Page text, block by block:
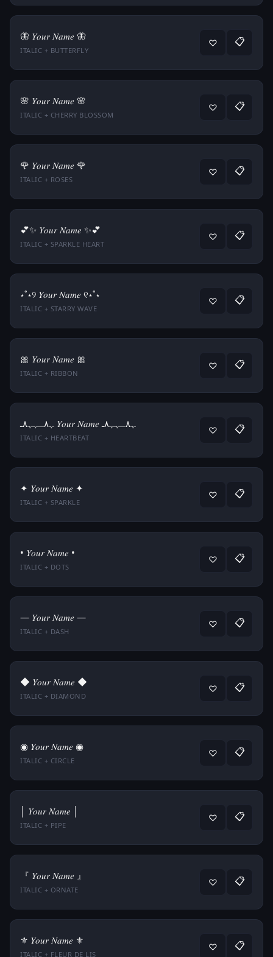
🦋 𝑌𝑜𝑢𝑟 𝑁𝑎𝑚𝑒 🦋
ITALIC + BUTTERFLY
♡ 📋
🌸 𝑌𝑜𝑢𝑟 𝑁𝑎𝑚𝑒 🌸
ITALIC + CHERRY BLOSSOM
♡ 📋
🌹 𝑌𝑜𝑢𝑟 𝑁𝑎𝑚𝑒 🌹
ITALIC + ROSES
♡ 📋
💕✨ 𝑌𝑜𝑢𝑟 𝑁𝑎𝑚𝑒 ✨💕
ITALIC + SPARKLE HEART
♡ 📋
⋆˚⋆୨ 𝑌𝑜𝑢𝑟 𝑁𝑎𝑚𝑒 ୧⋆˚⋆
ITALIC + STARRY WAVE
♡ 📋
🎀 𝑌𝑜𝑢𝑟 𝑁𝑎𝑚𝑒 🎀
ITALIC + RIBBON
♡ 📋
ﮩ٨ـﮩﮩ٨ـ 𝑌𝑜𝑢𝑟 𝑁𝑎𝑚𝑒 ﮩ٨ـﮩﮩ٨ـ
ITALIC + HEARTBEAT
♡ 📋
✦ 𝑌𝑜𝑢𝑟 𝑁𝑎𝑚𝑒 ✦
ITALIC + SPARKLE
♡ 📋
• 𝑌𝑜𝑢𝑟 𝑁𝑎𝑚𝑒 •
ITALIC + DOTS
♡ 📋
— 𝑌𝑜𝑢𝑟 𝑁𝑎𝑚𝑒 —
ITALIC + DASH
♡ 📋
◆ 𝑌𝑜𝑢𝑟 𝑁𝑎𝑚𝑒 ◆
ITALIC + DIAMOND
♡ 📋
◉ 𝑌𝑜𝑢𝑟 𝑁𝑎𝑚𝑒 ◉
ITALIC + CIRCLE
♡ 📋
│ 𝑌𝑜𝑢𝑟 𝑁𝑎𝑚𝑒 │
ITALIC + PIPE
♡ 📋
『 𝑌𝑜𝑢𝑟 𝑁𝑎𝑚𝑒 』
ITALIC + ORNATE
♡ 📋
⚜ 𝑌𝑜𝑢𝑟 𝑁𝑎𝑚𝑒 ⚜
ITALIC + FLEUR DE LIS
♡ 📋